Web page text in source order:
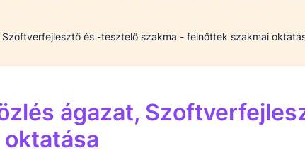
és -tesztelő szakma - felnőttek szakmai
ágazat,